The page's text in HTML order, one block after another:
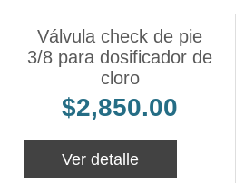
Válvula check de pie
3/8 para dosificador de
cloro
$2,850.00
Ver detalle